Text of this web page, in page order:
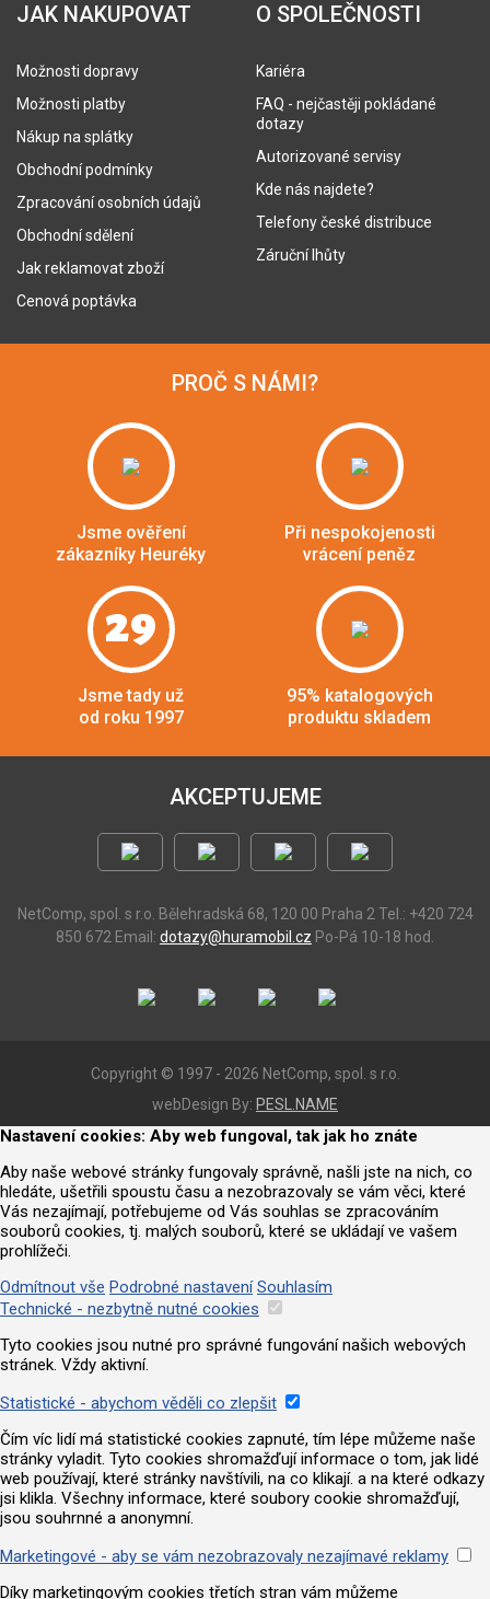
JAK NAKUPOVAT
Možnosti dopravy
Možnosti platby
Nákup na splátky
Obchodní podmínky
Zpracování osobních údajů
Obchodní sdělení
Jak reklamovat zboží
Cenová poptávka
O SPOLEČNOSTI
Kariéra
FAQ - nejčastěji pokládané
dotazy
Autorizované servisy
Kde nás najdete?
Telefony české distribuce
Záruční lhůty
PROČ S NÁMI?
Jsme ověření
zákazníky Heuréky
Při nespokojenosti
vrácení peněz
29
Jsme tady už
od roku 1997
95% katalogových
produktu skladem
AKCEPTUJEME
NetComp, spol. s r.o. Bělehradská 68, 120 00 Praha 2 Tel.: +420 724
850 672 Email: dotazy@huramobil.cz Po-Pá 10-18 hod.
Copyright © 1997 - 2026 NetComp, spol. s r.o.
webDesign By: PESL.NAME
Nastavení cookies: Aby web fungoval, tak jak ho znáte
Aby naše webové stránky fungovaly správně, našli jste na nich, co
hledáte, ušetřili spoustu času a nezobrazovaly se vám věci, které
Vás nezajímají, potřebujeme od Vás souhlas se zpracováním
souborů cookies, tj. malých souborů, které se ukládají ve vašem
prohlížeči.
Odmítnout vše Podrobné nastavení Souhlasím
Technické - nezbytně nutné cookies
Tyto cookies jsou nutné pro správné fungování našich webových
stránek. Vždy aktivní.
Statistické - abychom věděli co zlepšit
Čím víc lidí má statistické cookies zapnuté, tím lépe můžeme naše
stránky vyladit. Tyto cookies shromažďují informace o tom, jak lidé
web používají, které stránky navštívili, na co klikají. a na které odkazy
jsi klikla. Všechny informace, které soubory cookie shromažďují,
jsou souhrnné a anonymní.
Marketingové - aby se vám nezobrazovaly nezajímavé reklamy
Díky marketingovým cookies třetích stran vám můžeme